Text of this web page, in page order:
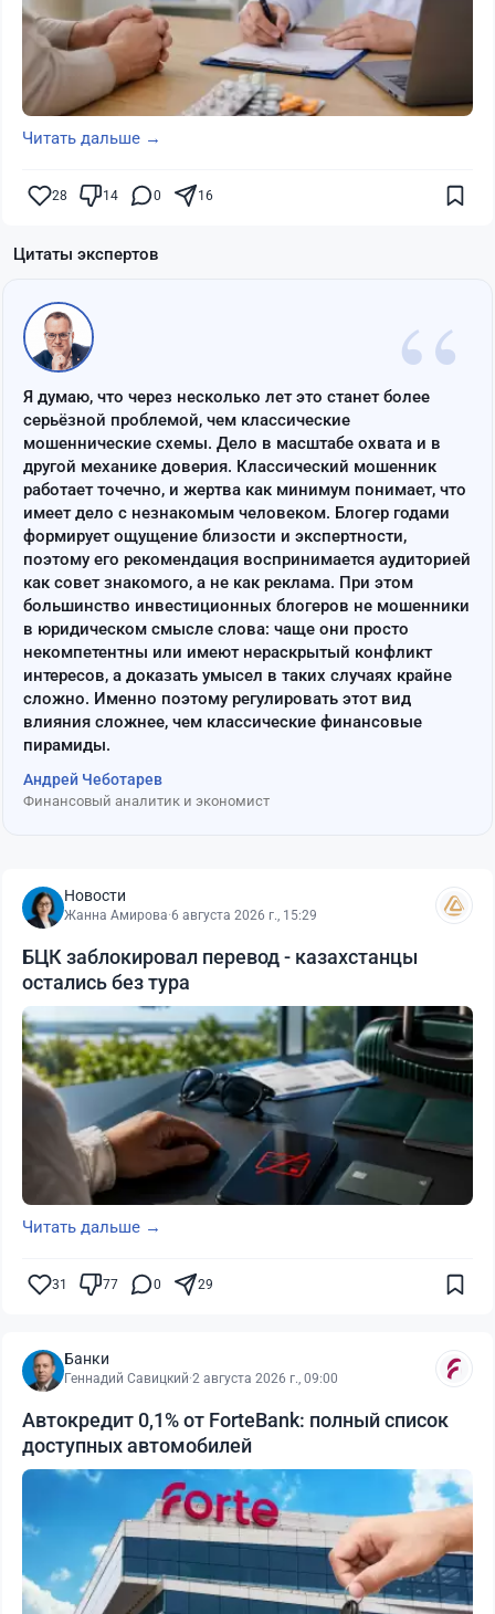
Читать дальше →
28 14 0 16
Цитаты экспертов
“
Я думаю, что через несколько лет это станет более
серьёзной проблемой, чем классические
мошеннические схемы. Дело в масштабе охвата и в
другой механике доверия. Классический мошенник
работает точечно, и жертва как минимум понимает, что
имеет дело с незнакомым человеком. Блогер годами
формирует ощущение близости и экспертности,
поэтому его рекомендация воспринимается аудиторией
как совет знакомого, а не как реклама. При этом
большинство инвестиционных блогеров не мошенники
в юридическом смысле слова: чаще они просто
некомпетентны или имеют нераскрытый конфликт
интересов, а доказать умысел в таких случаях крайне
сложно. Именно поэтому регулировать этот вид
влияния сложнее, чем классические финансовые
пирамиды.
Андрей Чеботарев
Финансовый аналитик и экономист
Новости
Жанна Амирова·6 августа 2026 г., 15:29
БЦК заблокировал перевод - казахстанцы
остались без тура
Читать дальше →
31 77 0 29
Банки
Геннадий Савицкий·2 августа 2026 г., 09:00
Автокредит 0,1% от ForteBank: полный список
доступных автомобилей